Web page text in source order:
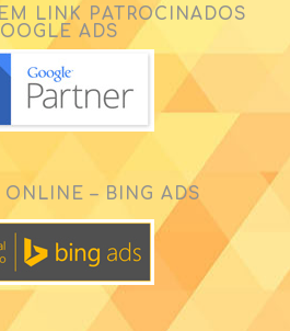
LINK PATROCINADOS
ADS
– BING ADS